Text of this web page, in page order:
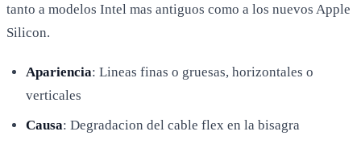
tanto a modelos Intel mas antiguos como a los nuevos Apple
Silicon.
Apariencia: Lineas finas o gruesas, horizontales o
verticales
Causa: Degradacion del cable flex en la bisagra